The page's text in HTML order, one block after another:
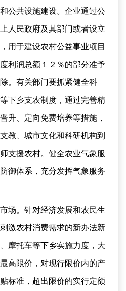
公共设施建设。企业通过公
人民政府及其部门或者设立
用于建设农村公益事业项目
利润总额１２％的部分准予
。有关部门要抓紧健全科
下乡支农制度，通过完善精
升、定向免费培养等措施，
教、城市文化和科研机构到
支援农村。健全农业气象服
御体系，充分发挥气象服务
场。针对经济发展和农民生
激农村消费需求的新办法新
摩托车等下乡实施力度，大
高限价，对现行限价内的产
标准，超出限价的实行定额